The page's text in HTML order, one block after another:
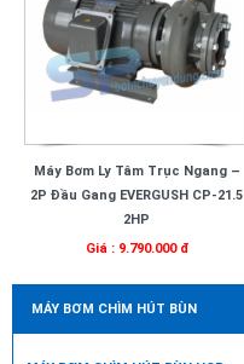
Máy Bơm Ly Tâm Trục Ngang –
2P Đầu Gang EVERGUSH CP-21.5
2HP
Giá : 9.790.000 đ
MÁY BƠM CHÌM HÚT BÙN